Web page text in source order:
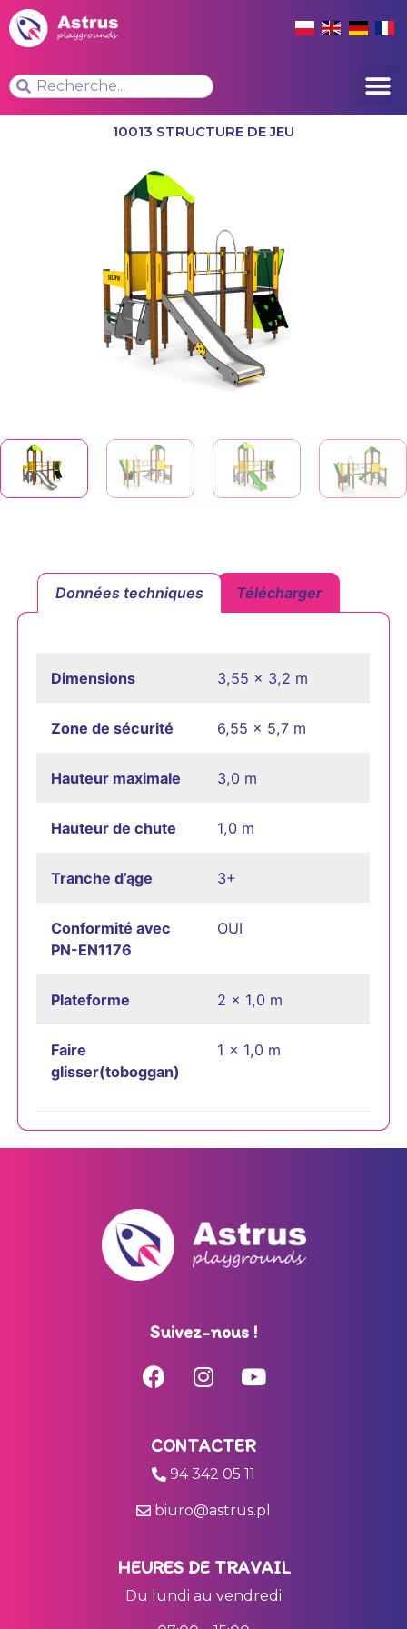
10013 STRUCTURE DE JEU
Données techniques Télécharger
Dimensions 3,55 x 3,2 m
Zone de sécurité 6,55 x 5,7 m
Hauteur maximale 3,0 m
Hauteur de chute 1,0 m
Tranche d’ąge 3+
Conformité avec
PN-EN1176
OUI
Plateforme 2 x 1,0 m
Faire
glisser(toboggan)
1 x 1,0 m
Suivez-nous !
CONTACTER
94 342 05 11
biuro@astrus.pl
HEURES DE TRAVAIL
Du lundi au vendredi